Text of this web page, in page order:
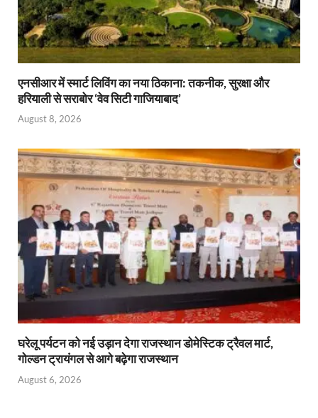
एनसीआर में स्मार्ट लिविंग का नया ठिकाना: तकनीक, सुरक्षा और
हरियाली से सराबोर ‘वेव सिटी गाजियाबाद’
August 8, 2026
घरेलू पर्यटन को नई उड़ान देगा राजस्थान डोमेस्टिक ट्रैवल मार्ट,
गोल्डन ट्रायंगल से आगे बढ़ेगा राजस्थान
August 6, 2026